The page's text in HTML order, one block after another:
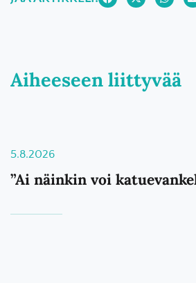
Aiheeseen liittyvää
5.8.2026
”Ai näinkin voi